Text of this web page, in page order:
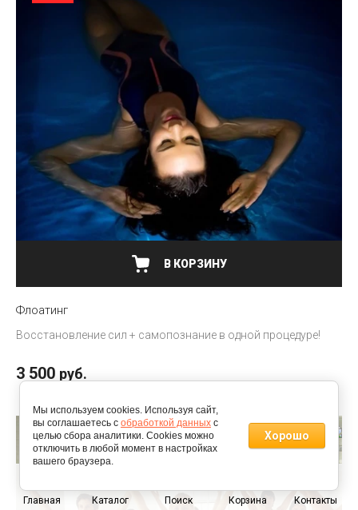
В КОРЗИНУ
Флоатинг
Восстановление сил + самопознание в одной процедуре!
3 500 руб.
Главная Каталог Поиск Корзина Контакты
Мы используем cookies. Используя сайт,
вы соглашаетесь с обработкой данных с
целью сбора аналитики. Cookies можно
отключить в любой момент в настройках
вашего браузера.
Хорошо